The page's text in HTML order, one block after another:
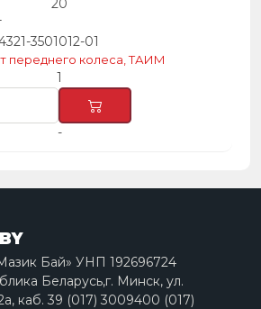
20
3501012-01
переднего колеса, ТАИМ
1
-
Бай» УНП 192696724
Беларусь,г. Минск, ул.
каб. 39 (017) 3009400 (017)